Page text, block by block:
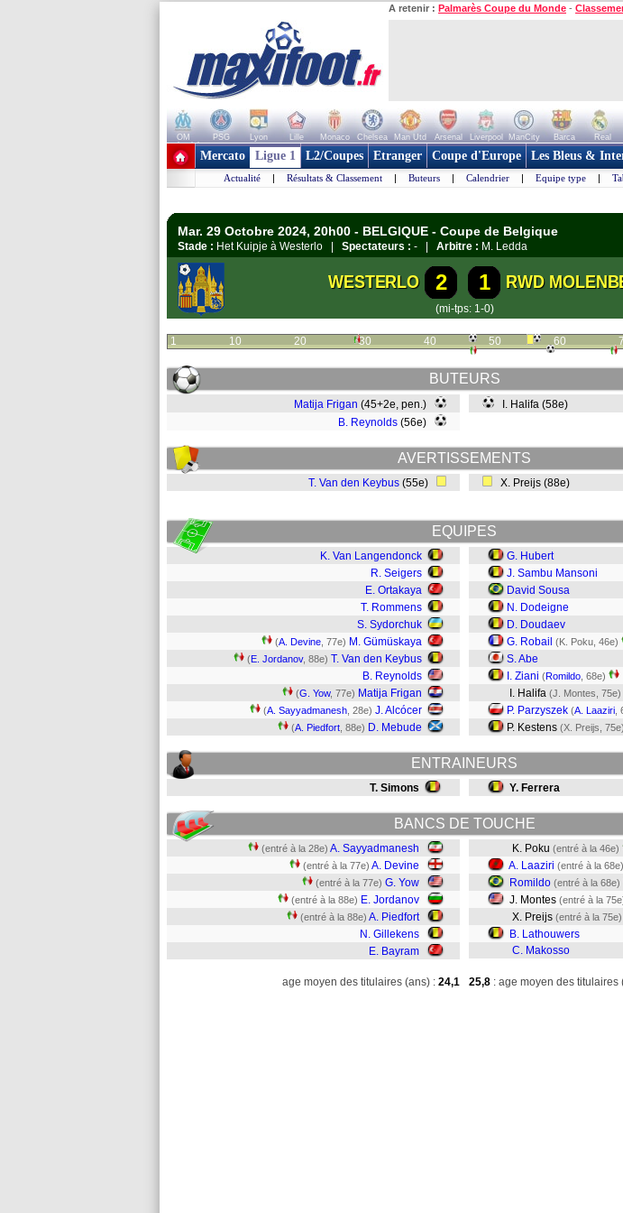
A retenir : Palmarès Coupe du Monde -
OM PSG Lyon Lille Monaco Chelsea Man Utd Arsenal Liverpool ManCity Barca Real
+ de clubs
Mercato Ligue 1 L2/Coupes Etranger Coupe d'Europe Les Bleus &
Actualité | Résultats & Classement | Buteurs | Calendrier | Equipe type |
Mar. 29 Octobre 2024, 20h00 - BELGIQUE - Coupe de Belgique
Stade : Het Kuipje à Westerlo | Spectateurs : - | Arbitre : M. Ledda
WESTERLO 2 1 RWD
(mi-tps: 1-0)
1 10 20 30 40 50 60
BUTEURS
Matija Frigan (45+2e, pen.)
B. Reynolds (56e)
I. Halifa (58e)
AVERTISSEMENTS
T. Van den Keybus (55e) X. Preijs (88e)
EQUIPES
K. Van Langendonck
R. Seigers
E. Ortakaya
T. Rommens
S. Sydorchuk
(A. Devine , 77e) M. Gümüskaya
(E. Jordanov, 88e) T. Van den Keybus
B. Reynolds
(G. Yow, 77e) Matija Frigan
(A. Sayyadmanesh , 28e) J. Alcócer
(A. Piedfort , 88e) D. Mebude
G. Hubert
J. Sambu Mansoni
David Sousa
N. Dodeigne
D. Doudaev
G. Robail (K. Poku, 46e)
S. Abe
I. Ziani (Romildo , 68e)
I. Halifa (J. Montes, 75e)
P. Parzyszek (A. Laaziri
P. Kestens (X. Preijs, 75e)
ENTRAINEURS
T. Simons Y. Ferrera
BANCS DE TOUCHE
(entré à la 28e) A. Sayyadmanesh
(entré à la 77e) A. Devine
(entré à la 77e) G. Yow
(entré à la 88e) E. Jordanov
(entré à la 88e) A. Piedfort
N. Gillekens
E. Bayram
K. Poku (entré à la 46e)
A. Laaziri (entré à la 68e)
Romildo (entré à la 68e)
J. Montes (entré à la
X. Preijs (entré à la 75e)
B. Lathouwers
C. Makosso
age moyen des titulaires (ans) : 24,1 25,8 : age moyen des titulaires